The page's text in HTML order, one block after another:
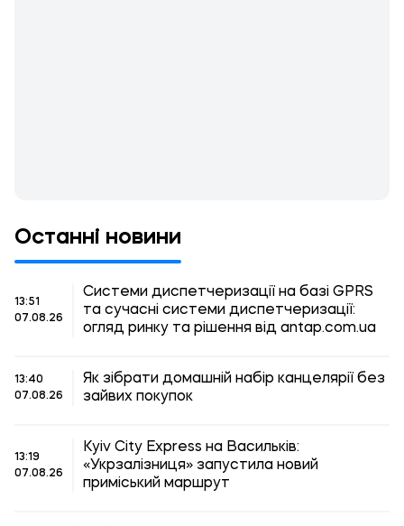
Останні новини
13:51
07.08.26
Системи диспетчеризації на базі GPRS
та сучасні системи диспетчеризації:
огляд ринку та рішення від antap.com.ua
13:40
07.08.26
Як зібрати домашній набір канцелярії без
зайвих покупок
13:19
07.08.26
Kyiv City Express на Васильків:
«Укрзалізниця» запустила новий
приміський маршрут